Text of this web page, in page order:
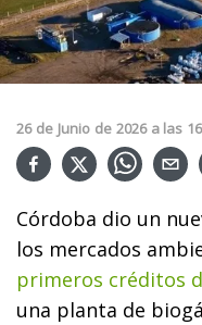
26 de Junio de 2026 a las
Córdoba dio un
los mercados
primeros créditos
una planta de